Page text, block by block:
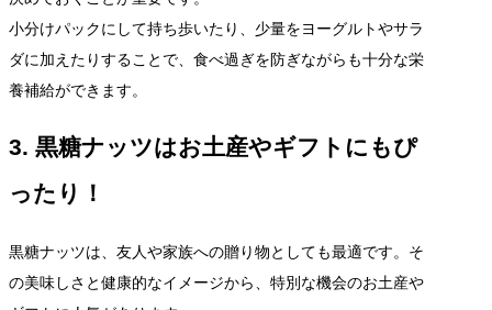
小分けパックにして持ち歩いたり、少量をヨーグルトやサラ
ダに加えたりすることで、食べ過ぎを防ぎながらも十分な栄
養補給ができます。
3. 黒糖ナッツはお土産やギフトにもぴ
ったり！
黒糖ナッツは、友人や家族への贈り物としても最適です。そ
の美味しさと健康的なイメージから、特別な機会のお土産や